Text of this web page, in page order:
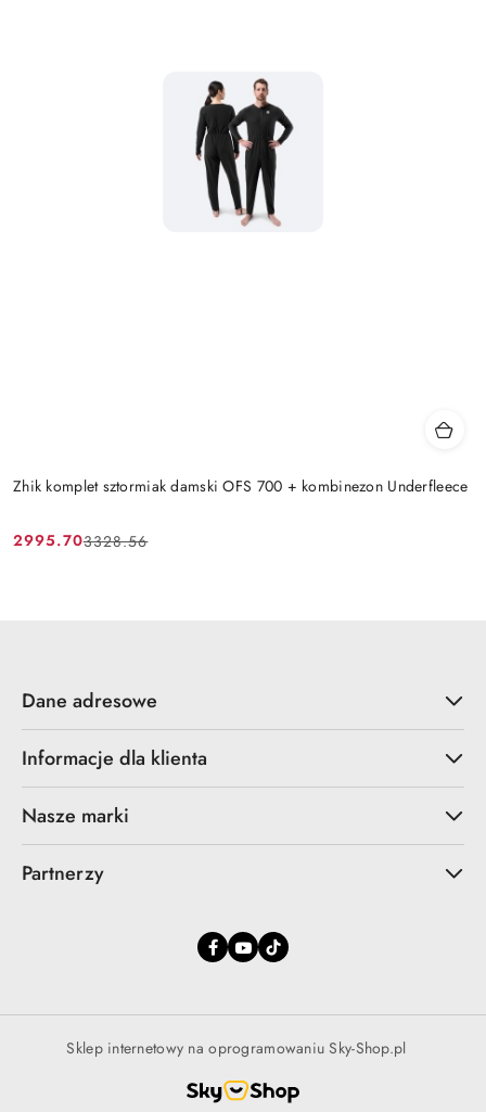
Zhik komplet sztormiak damski OFS 700 + kombinezon Underfleece
Cena
2995.70
Cena
3328.56
Dane adresowe
Informacje dla klienta
Nasze marki
Partnerzy
Sklep internetowy na oprogramowaniu Sky-Shop.pl